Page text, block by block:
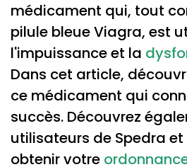
médicament qui, tout
pilule bleue Viagra, est
l'impuissance et la
Dans cet article,
ce médicament qui
succès. Découvrez
utilisateurs de Spedra
obtenir votre